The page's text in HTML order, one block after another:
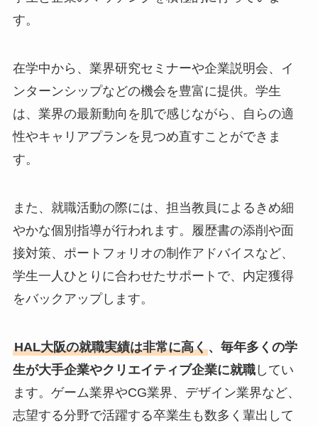
す。
在学中から、業界研究セミナーや企業説明会、イ
ンターンシップなどの機会を豊富に提供。学生
は、業界の最新動向を肌で感じながら、自らの適
性やキャリアプランを見つめ直すことができま
す。
また、就職活動の際には、担当教員によるきめ細
やかな個別指導が行われます。履歴書の添削や面
接対策、ポートフォリオの制作アドバイスなど、
学生一人ひとりに合わせたサポートで、内定獲得
をバックアップします。
HAL大阪の就職実績は非常に高く、毎年多くの学
生が大手企業やクリエイティブ企業に就職してい
ます。ゲーム業界やCG業界、デザイン業界など、
志望する分野で活躍する卒業生も数多く輩出して